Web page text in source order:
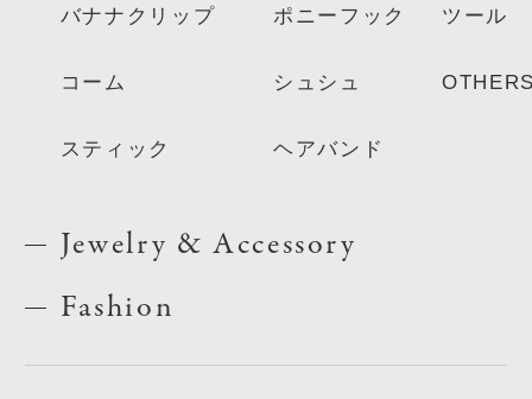
バナナクリップ
コーム
スティック
ポニーフック
シュシュ
ヘアバンド
ツール
Jewelry & Accessory
Fashion